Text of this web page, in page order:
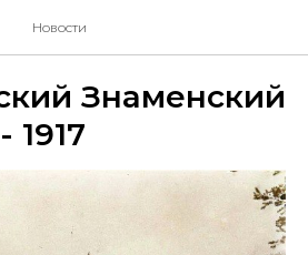
Новости
Знаменский
1917